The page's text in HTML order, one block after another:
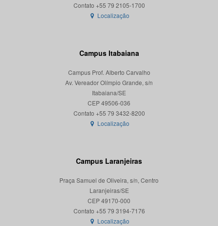
Localização
Campus Itabaiana
Campus Prof. Alberto Carvalho
Av. Vereador Olímpio Grande, s/n
Itabaiana/SE
CEP 49506-036
Localização
Campus Laranjeiras
Praça Samuel de Oliveira, s/n, Centro
Laranjeiras/SE
CEP 49170-000
Localização